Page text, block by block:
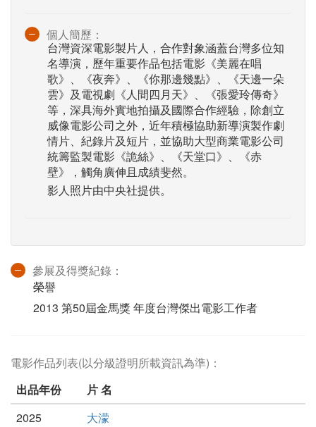
個人簡歷：
台灣資深電影製片人，合作對象涵蓋台灣多位知
名導演，歷年重要作品包括電影《美麗在唱
歌》、《夜奔》、《你那邊幾點》、《天邊一朵
雲》及電視劇《人間四月天》、《張愛玲傳奇》
等，深具海外實地拍攝及國際合作經驗，除創立
威像電影公司之外，近年積極協助新導演製作劇
情片、紀錄片及短片，並協助大型商業電影公司
統籌監製電影《詭絲》、《天堂口》、《赤
壁》，觸角廣伸且成績斐然。
影人照片由中央社提供。
參展及得獎紀錄：
榮譽
2013 第50屆金馬獎 年度台灣傑出電影工作者
電影作品列表(以分級證明所載資訊為準)：
出品年份
片 名
2025
大濛